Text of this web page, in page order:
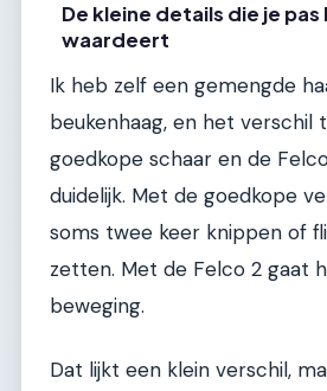
De kleine details die je pas
waardeert
Ik heb zelf een gemengde
beukenhaag, en het verschil
goedkope schaar en de
duidelijk. Met de goedkope
soms twee keer knippen of
zetten. Met de Felco 2 gaat
beweging.
Dat lijkt een klein verschil,